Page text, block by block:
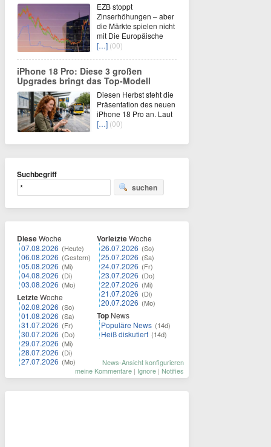
EZB stoppt
Zinserhöhungen – aber
die Märkte spielen nicht
mit Die Europäische
[…] (00)
iPhone 18 Pro: Diese 3 großen
Upgrades bringt das Top-Modell
Diesen Herbst steht die
Präsentation des neuen
iPhone 18 Pro an. Laut
[…] (00)
Suchbegriff
suchen
DieseWoche
07.08.2026 (Heute)
06.08.2026 (Gestern)
05.08.2026 (Mi)
04.08.2026 (Di)
03.08.2026 (Mo)
LetzteWoche
02.08.2026 (So)
01.08.2026 (Sa)
31.07.2026 (Fr)
30.07.2026 (Do)
29.07.2026 (Mi)
28.07.2026 (Di)
27.07.2026 (Mo)
VorletzteWoche
26.07.2026 (So)
25.07.2026 (Sa)
24.07.2026 (Fr)
23.07.2026 (Do)
22.07.2026 (Mi)
21.07.2026 (Di)
20.07.2026 (Mo)
Top News
Populäre News (14d)
Heiß diskutiert (14d)
News-Ansicht konfigurieren
meine Kommentare | Ignore | Notifies